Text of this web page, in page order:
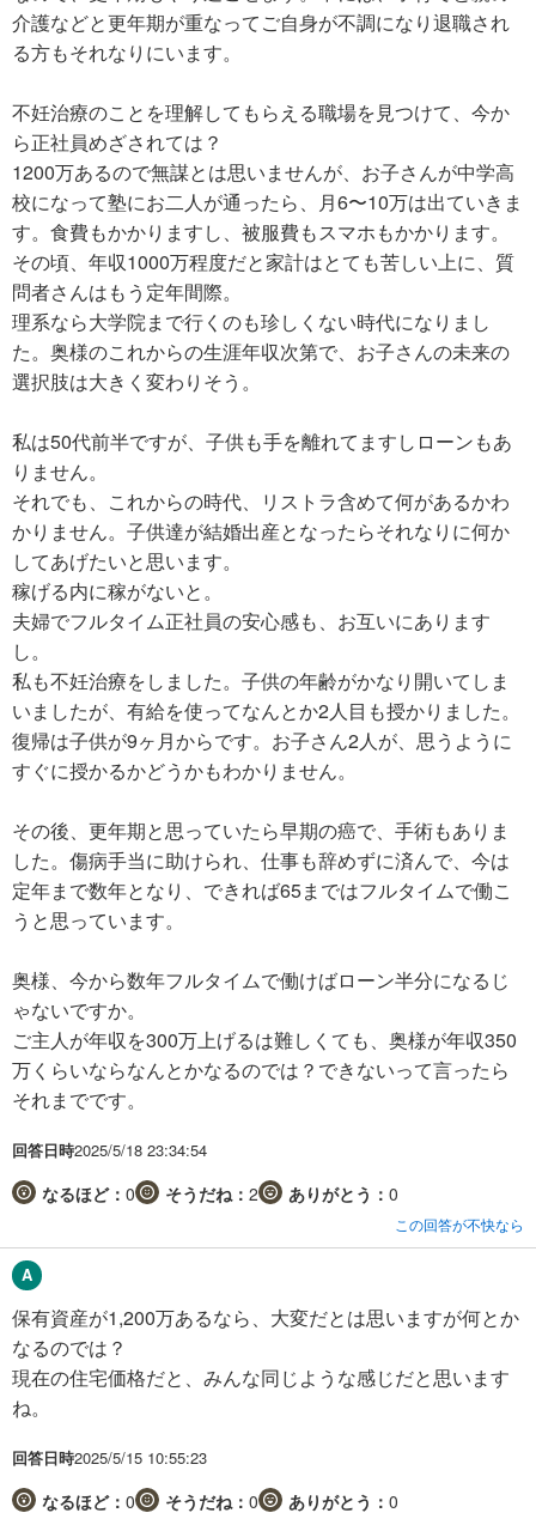
介護などと更年期が重なってご自身が不調になり退職され
る方もそれなりにいます。
不妊治療のことを理解してもらえる職場を見つけて、今か
ら正社員めざされては？
1200万あるので無謀とは思いませんが、お子さんが中学高
校になって塾にお二人が通ったら、月6〜10万は出ていきま
す。食費もかかりますし、被服費もスマホもかかります。
その頃、年収1000万程度だと家計はとても苦しい上に、質
問者さんはもう定年間際。
理系なら大学院まで行くのも珍しくない時代になりまし
た。奥様のこれからの生涯年収次第で、お子さんの未来の
選択肢は大きく変わりそう。
私は50代前半ですが、子供も手を離れてますしローンもあ
りません。
それでも、これからの時代、リストラ含めて何があるかわ
かりません。子供達が結婚出産となったらそれなりに何か
してあげたいと思います。
稼げる内に稼がないと。
夫婦でフルタイム正社員の安心感も、お互いにあります
し。
私も不妊治療をしました。子供の年齢がかなり開いてしま
いましたが、有給を使ってなんとか2人目も授かりました。
復帰は子供が9ヶ月からです。お子さん2人が、思うように
すぐに授かるかどうかもわかりません。
その後、更年期と思っていたら早期の癌で、手術もありま
した。傷病手当に助けられ、仕事も辞めずに済んで、今は
定年まで数年となり、できれば65まではフルタイムで働こ
うと思っています。
奥様、今から数年フルタイムで働けばローン半分になるじ
ゃないですか。
ご主人が年収を300万上げるは難しくても、奥様が年収350
万くらいならなんとかなるのでは？できないって言ったら
それまでです。
回答日時2025/5/18 23:34:54
なるほど： 0 そうだね： 2 ありがとう： 0
この回答が不快なら
保有資産が1,200万あるなら、大変だとは思いますが何とか
なるのでは？
現在の住宅価格だと、みんな同じような感じだと思います
ね。
回答日時2025/5/15 10:55:23
なるほど： 0 そうだね： 0 ありがとう： 0